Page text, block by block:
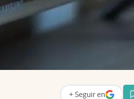
+ Seguir en